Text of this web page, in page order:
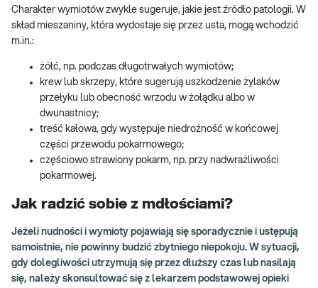
Charakter wymiotów zwykle sugeruje, jakie jest źródło patologii. W
skład mieszaniny, która wydostaje się przez usta, mogą wchodzić
m.in.:
żółć, np. podczas długotrwałych wymiotów;
krew lub skrzepy, które sugerują uszkodzenie żylaków
przełyku lub obecność wrzodu w żołądku albo w
dwunastnicy;
treść kałowa, gdy występuje niedrożność w końcowej
części przewodu pokarmowego;
częściowo strawiony pokarm, np. przy nadwrażliwości
pokarmowej.
Jak radzić sobie z mdłościami?
Jeżeli nudności i wymioty pojawiają się sporadycznie i ustępują
samoistnie, nie powinny budzić zbytniego niepokoju. W sytuacji,
gdy dolegliwości utrzymują się przez dłuższy czas lub nasilają
się, należy skonsultować się z lekarzem podstawowej opieki